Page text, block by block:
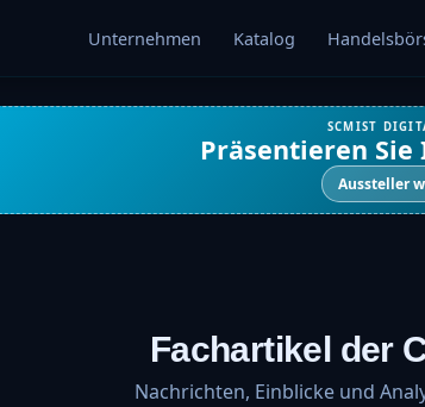
Unternehmen Katalog
SCMIST
Präsentieren
Aussteller
Fachartikel der
Nachrichten, Einblicke und